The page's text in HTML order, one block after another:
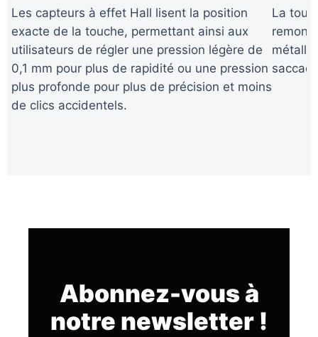
Les capteurs à effet Hall lisent la position
exacte de la touche, permettant ainsi aux
utilisateurs de régler une pression légère de
0,1 mm pour plus de rapidité ou une pression
plus profonde pour plus de précision et moins
de clics accidentels.
La
Abonnez-vous à
notre newsletter !